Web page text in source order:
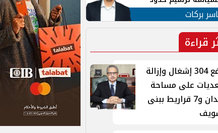
العربي
بركات
قراءة
رفع 304 إشغال وإزالة
على مساحة
فدان و7 قراريط ببنى